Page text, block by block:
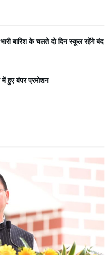
बारिश के चलते दो दिन स्कूल रहेंगे बंद
हुए बंपर प्रमोशन